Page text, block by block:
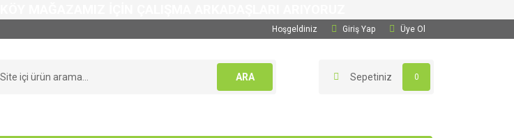
Hoşgeldiniz Giriş Yap Üye Ol
ARA Sepetiniz 0